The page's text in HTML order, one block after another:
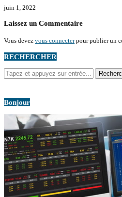
juin 1, 2022
Laissez un Commentaire
Vous devez vous connecterpour publier un
RECHERCHER
Bonjour